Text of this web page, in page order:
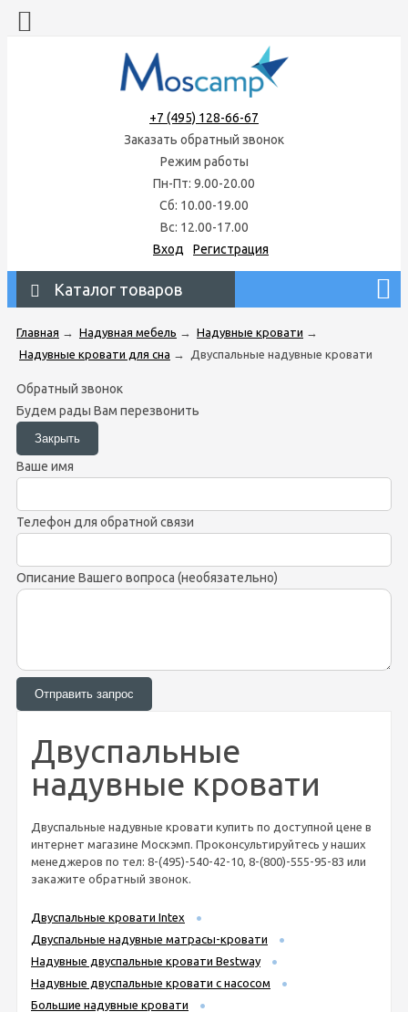
+7 (495) 128-66-67
Заказать обратный звонок
Режим работы
Пн-Пт: 9.00-20.00
Сб: 10.00-19.00
Вс: 12.00-17.00
Вход
Регистрация
Каталог товаров
Главная → Надувная мебель → Надувные кровати →
Надувные кровати для сна → Двуспальные надувные кровати
Обратный звонок
Будем рады Вам перезвонить
Ваше имя
Телефон для обратной связи
Описание Вашего вопроса (необязательно)
Двуспальные
надувные кровати
Двуспальные надувные кровати купить по доступной цене в
интернет магазине Москэмп. Проконсультируйтесь у наших
менеджеров по тел: 8-(495)-540-42-10, 8-(800)-555-95-83 или
закажите обратный звонок.
Двуспальные кровати Intex
Двуспальные надувные матрасы-кровати
Надувные двуспальные кровати Bestway
Надувные двуспальные кровати с насосом
Большие надувные кровати